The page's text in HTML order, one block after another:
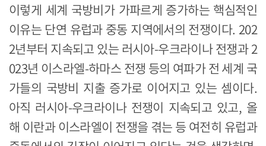
이렇게 세계 국방비가 가파르게 증가하는 핵심적인
이유는 단연 유럽과 중동 지역에서의 전쟁이다. 202
2년부터 지속되고 있는 러시아-우크라이나 전쟁과 2
023년 이스라엘-하마스 전쟁 등의 여파가 전 세계 국
가들의 국방비 지출 증가로 이어지고 있는 셈이다.
아직 러시아-우크라이나 전쟁이 지속되고 있고, 올
해 이란과 이스라엘이 전쟁을 겪는 등 여전히 유럽과